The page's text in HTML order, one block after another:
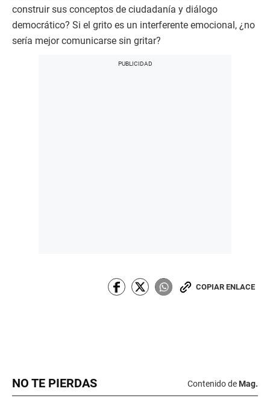
construir sus conceptos de ciudadanía y diálogo
democrático? Si el grito es un interferente emocional, ¿no
sería mejor comunicarse sin gritar?
COPIAR ENLACE
NO TE PIERDAS Contenido de Mag.